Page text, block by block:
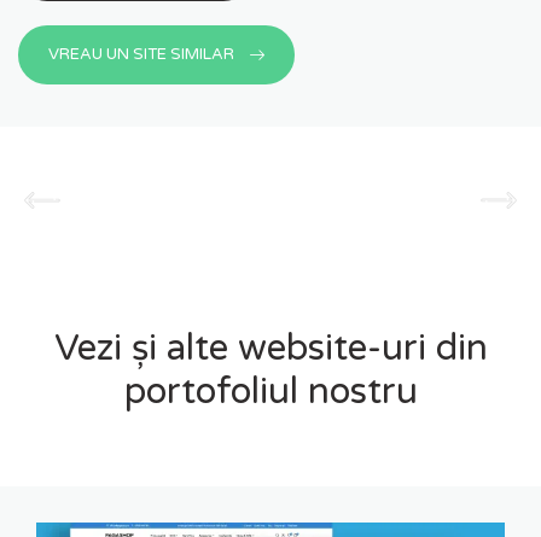
VREAU UN SITE SIMILAR
Vezi și alte website-uri din
portofoliul nostru